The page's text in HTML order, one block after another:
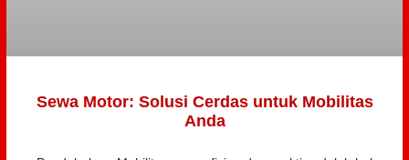
Sewa Motor: Solusi Cerdas untuk Mobilitas
Anda